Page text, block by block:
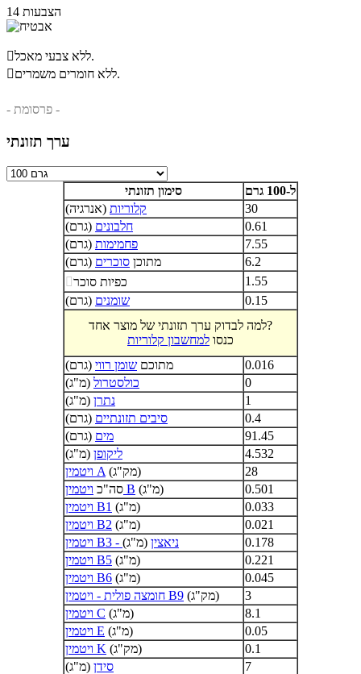
14 הצבעות

ללא צבעי מאכל.

ללא חומרים משמרים.
- פרסומת -
ערך תזונתי
סימון תזונתי
ל-100 גרם
קלוריות (אנרגיה)
30
חלבונים (גרם)
0.61
פחמימות (גרם)
7.55
מתוכן סוכרים (גרם)
6.2
כפיות סוכר
1.55
שומנים (גרם)
0.15
למה לבדוק ערך תזונתי של מוצר אחד?
כנסו למחשבון קלוריות
מתוכם שומן רווי (גרם)
0.016
כולסטרול (מ"ג)
0
נתרן (מ"ג)
1
סיבים תזונתיים (גרם)
0.4
מים (גרם)
91.45
ליקופן (מ"ג)
4.532
ויטמין A
(מק"ג)
28
סה"כ ויטמין B (מ"ג)
0.501
ויטמין B1
(מ"ג)
0.033
ויטמין B2
(מ"ג)
0.021
ויטמין B3 - ניאצין (מ"ג)
0.178
ויטמין B5
(מ"ג)
0.221
ויטמין B6
(מ"ג)
0.045
חומצה פולית - ויטמין B9
(מק"ג)
3
ויטמין C
(מ"ג)
8.1
ויטמין E
(מ"ג)
0.05
ויטמין K
(מק"ג)
0.1
סידן (מ"ג)
7